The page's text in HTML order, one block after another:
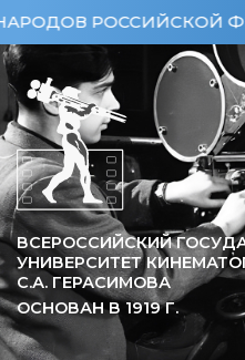
ВСЕРОССИЙСКИЙ
УНИВЕРСИТЕТ
С.А. ГЕРАСИМОВА
ОСНОВАН В 1919Г.